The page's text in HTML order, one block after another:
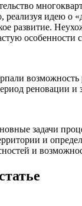
реализуя идею о
развитие.
особенности
реновации и
задачи
и
и